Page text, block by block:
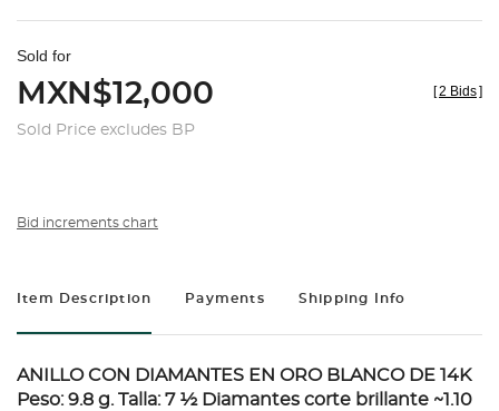
Sold for
MXN$12,000
Sold Price excludes BP
[2 Bids]
Bid increments chart
Item Description Payments Shipping Info
ANILLO CON DIAMANTES EN ORO BLANCO DE 14K
Peso: 9.8 g. Talla: 7 ½ Diamantes corte brillante ~1.10